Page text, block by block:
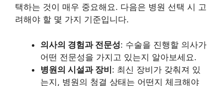
택하는 것이 매우 중요해요. 다음은 병원 선택 시 고
려해야 할 몇 가지 기준입니다.
의사의 경험과 전문성: 수술을 진행할 의사가
어떤 전문성을 가지고 있는지 알아보세요.
병원의 시설과 장비: 최신 장비가 갖춰져 있
는지, 병원의 청결 상태는 어떤지 체크해야